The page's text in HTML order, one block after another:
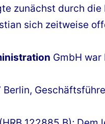
zunächst durch die
sich zeitweise
GmbH war
Berlin,